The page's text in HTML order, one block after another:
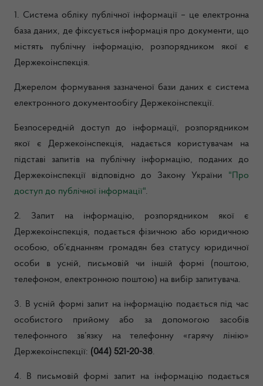
1. Система обліку публічної інформації – це електронна
база даних, де фіксується інформація про документи, що
містять публічну інформацію, розпорядником якої є
Держекоінспекція.
Джерелом формування зазначеної бази даних є система
електронного документообігу Держекоінспекції.
Безпосередній доступ до інформації, розпорядником
якої є Держекоінспекція, надається користувачам на
підставі запитів на публічну інформацію, поданих до
Держекоінспекції відповідно до Закону України "Про
доступ до публічної інформації".
2. Запит на інформацію, розпорядником якої є
Держекоінспекція, подається фізичною або юридичною
особою, об’єднанням громадян без статусу юридичної
особи в усній, письмовій чи іншій формі (поштою,
телефоном, електронною поштою) на вибір запитувача.
3. В усній формі запит на інформацію подається під час
особистого прийому або за допомогою засобів
телефонного зв’язку на телефонну «гарячу лінію»
Держекоінспекції: (044) 521-20-38.
4. В письмовій формі запит на інформацію подається